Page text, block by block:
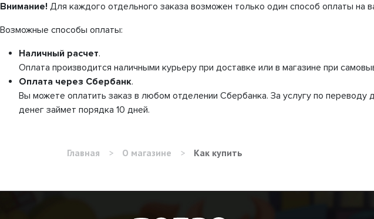
Внимание! Для каждого отдельного заказа возможен только один способ оплаты на
Возможные способы оплаты:
Наличный расчет.
Оплата производится наличными курьеру при доставке или в магазине при
Оплата через Сбербанк.
Вы можете оплатить заказ в любом отделении Сбербанка. За услугу по переводу
денег займет порядка 10 дней.
Главная > О магазине > Как купить